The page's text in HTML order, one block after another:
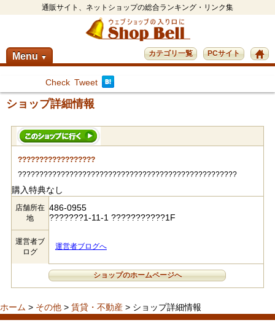
通販サイト、ネットショップの総合ランキング・リンク集
Menu ▼ PCサイト
カテゴリ一覧
Check Tweet
ショップ詳細情報
??????????????????
???????????????????????????????????????????????????
購入特典なし
店舗所在
地
486-0955
???????1-11-1 ???????????1F
運営者ブ
ログ
運営者ブログへ
ショップのホームページへ
ホーム > その他 > 賃貸・不動産 > ショップ詳細情報